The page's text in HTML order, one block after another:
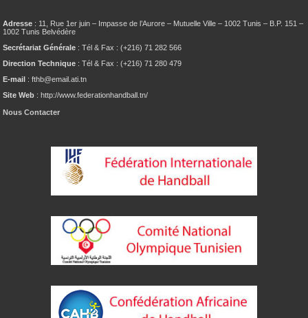
Adresse : 11, Rue 1er juin – Impasse de l’Aurore – Mutuelle Ville – 1002 Tunis – B.P. 151 –
1002 Tunis Belvédère
Secrétariat Générale : Tél & Fax : (+216) 71 282 566
Direction Technique : Tél & Fax : (+216) 71 280 479
E-mail : fthb@email.ati.tn
Site Web : http://www.federationhandball.tn/
Nous Contacter